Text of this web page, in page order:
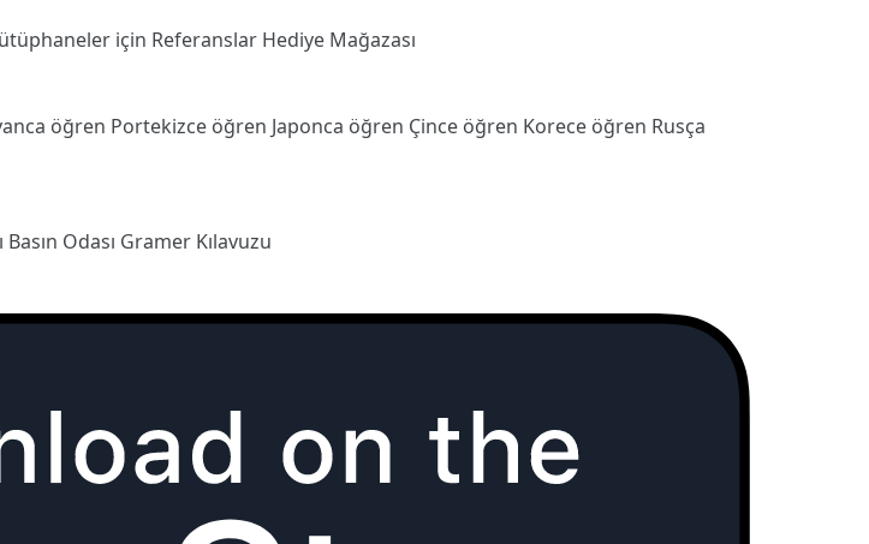
için Referanslar Hediye Mağazası
öğren Portekizce öğren Japonca öğren Çince öğren Korece öğren Rusça
Basın Odası Gramer Kılavuzu